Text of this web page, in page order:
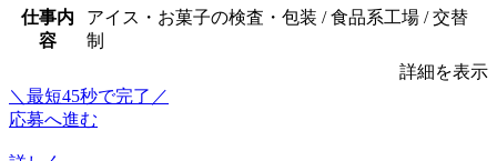
仕事内
容
アイス・お菓子の検査・包装 / 食品系工場 / 交替
制
詳細を表示
＼最短45秒で完了／
応募へ進む